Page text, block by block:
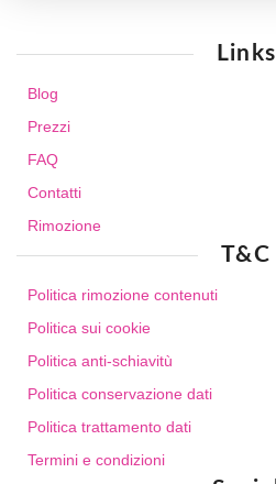
Links
Blog
Prezzi
FAQ
Contatti
Rimozione
T&C
Politica rimozione contenuti
Politica sui cookie
Politica anti-schiavitù
Politica conservazione dati
Politica trattamento dati
Termini e condizioni